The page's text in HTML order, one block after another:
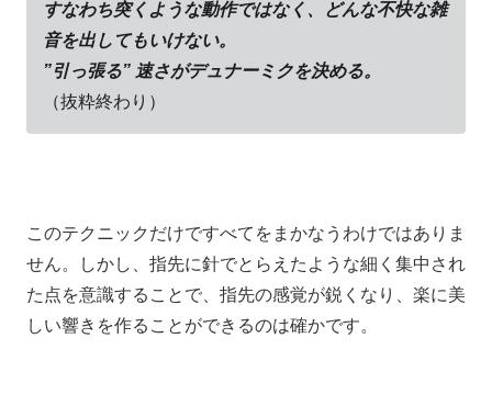
すなわち突くような動作ではなく、どんな不快な雑
音を出してもいけない。
”引っ張る” 速さがデュナーミクを決める。
（抜粋終わり）
このテクニックだけですべてをまかなうわけではありま
せん。しかし、指先に針でとらえたような細く集中され
た点を意識することで、 指先の感覚が鋭くなり、楽に美
しい響きを作ることができるのは確かです。